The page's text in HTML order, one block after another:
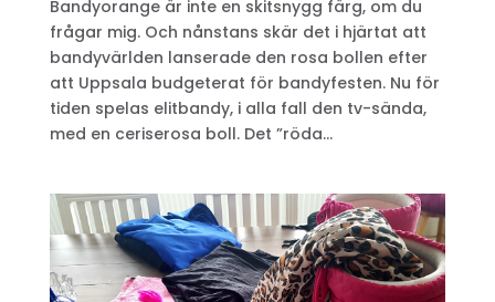
Bandyorange är inte en skitsnygg färg, om du
frågar mig. Och nånstans skär det i hjärtat att
bandyvärlden lanserade den rosa bollen efter
att Uppsala budgeterat för bandyfesten. Nu för
tiden spelas elitbandy, i alla fall den tv-sända,
med en ceriserosa boll. Det ”röda...